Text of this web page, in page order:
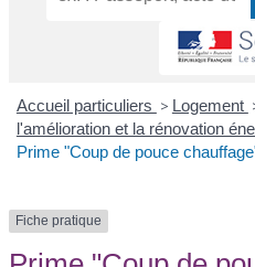
Accueil particuliers > Logement
l'amélioration et la rénovation
Prime "Coup de pouce
Fiche pratique